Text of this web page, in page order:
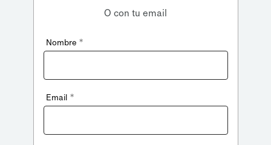
O con tu email
Nombre *
Email *